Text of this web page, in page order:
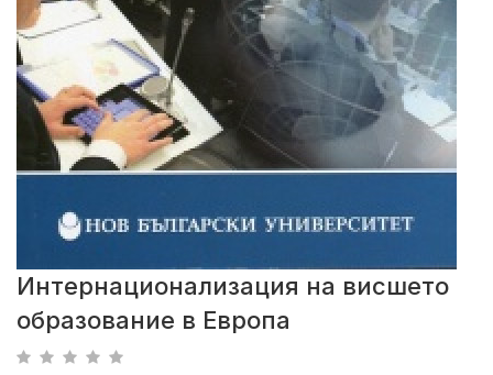
Интернационализация на висшето
образование в Европа